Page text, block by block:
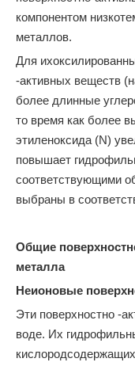
компонентом
металлов.
Для
-активных веществ
более длинные
то время как более
этиленоксида (N)
повышает
соответствующими
выбраны в
Общие
металла
Неионовые
Эти поверхностно -
воде. Их